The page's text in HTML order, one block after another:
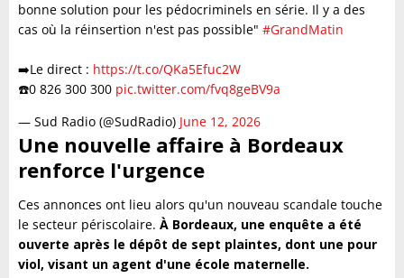
bonne solution pour les pédocriminels en série. Il y a des
cas où la réinsertion n'est pas possible" #GrandMatin
➡️Le direct : https://t.co/QKa5Efuc2W
☎️0 826 300 300 pic.twitter.com/fvq8geBV9a
— Sud Radio (@SudRadio) June 12, 2026
Une nouvelle affaire à Bordeaux
renforce l'urgence
Ces annonces ont lieu alors qu'un nouveau scandale touche
le secteur périscolaire. À Bordeaux, une enquête a été
ouverte après le dépôt de sept plaintes, dont une pour
viol, visant un agent d'une école maternelle.